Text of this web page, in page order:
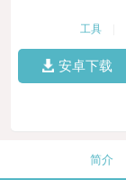
工具
安卓下载
简介